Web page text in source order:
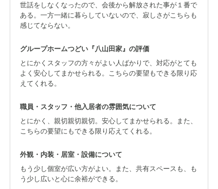
世話をしなくなったので、会後から解放された事が１番で
ある。一方一緒に暮らしていないので、寂しさがこちらも
感じてならない。
グループホームつどい『八山田家』の評価
とにかくスタッフの方々がよい人ばかりで、対応がとても
よく安心してまかせられる。こちらの要望もできる限り応
えてくれる。
職員・スタッフ・他入居者の雰囲気について
とにかく、親切親切親切。安心してまかせられる。また、
こちらの要望にもできる限り応えてくれる。
外観・内装・居室・設備について
もう少し個室が広い方がよい。また、共有スペースも、も
う少し広いと心に余裕ができる。